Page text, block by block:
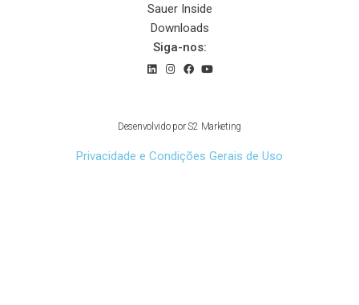
Sauer Inside
Downloads
Siga-nos:
Desenvolvido porS2 Marketing
Privacidade e Condições Gerais de Uso